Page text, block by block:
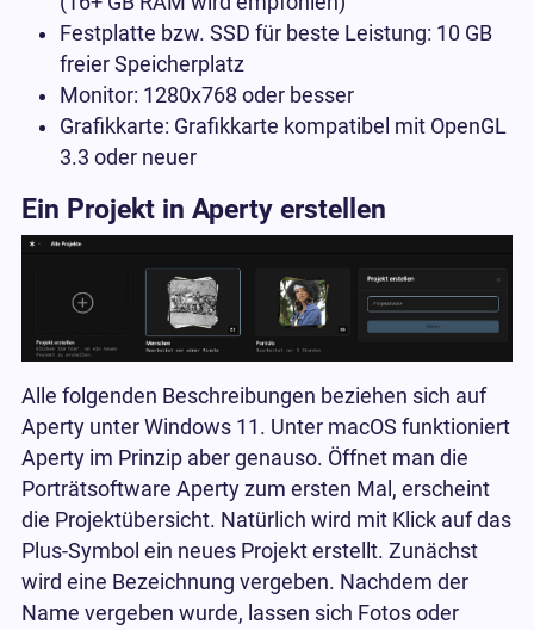
Festplatte bzw. SSD für beste Leistung: 10 GB
freier Speicherplatz
Monitor: 1280x768 oder besser
Grafikkarte: Grafikkarte kompatibel mit OpenGL
3.3 oder neuer
Ein Projekt in Aperty erstellen
Alle folgenden Beschreibungen beziehen sich auf
Aperty unter Windows 11. Unter macOS funktioniert
Aperty im Prinzip aber genauso. Öffnet man die
Porträtsoftware Aperty zum ersten Mal, erscheint
die Projektübersicht. Natürlich wird mit Klick auf das
Plus-Symbol ein neues Projekt erstellt. Zunächst
wird eine Bezeichnung vergeben. Nachdem der
Name vergeben wurde, lassen sich Fotos oder